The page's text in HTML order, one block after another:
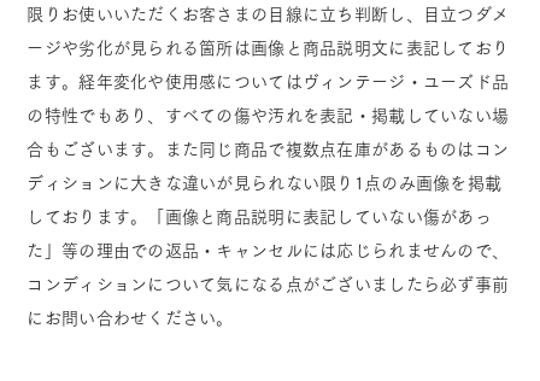
限りお使いいただくお客さまの目線に立ち判断し、目立つダメ
ージや劣化が見られる箇所は画像と商品説明文に表記しており
ます。経年変化や使用感についてはヴィンテージ・ユーズド品
の特性でもあり、すべての傷や汚れを表記・掲載していない場
合もございます。また同じ商品で複数点在庫があるものはコン
ディションに大きな違いが見られない限り1点のみ画像を掲載
しております。「画像と商品説明に表記していない傷があっ
た」等の理由での返品・キャンセルには応じられませんので、
コンディションについて気になる点がございましたら必ず事前
にお問い合わせください。